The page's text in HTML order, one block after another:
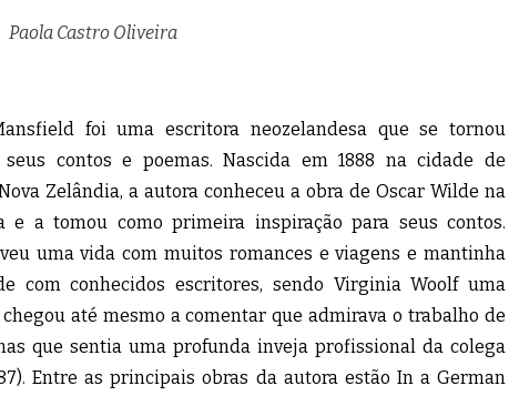
Paola Castro Oliveira
foi uma escritora neozelandesa que se tornou
contos e poemas. Nascida em 1888 na cidade de
Zelândia, a autora conheceu a obra de Oscar Wilde na
e a tomou como primeira inspiração para seus contos.
uma vida com muitos romances e viagens e mantinha
com conhecidos escritores, sendo Virginia Woolf uma
até mesmo a comentar que admirava o trabalho de
que sentia uma profunda inveja profissional da colega
Entre as principais obras da autora estão In a German